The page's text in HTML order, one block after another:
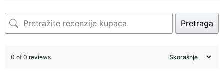
Pretraga
0 of 0 reviews